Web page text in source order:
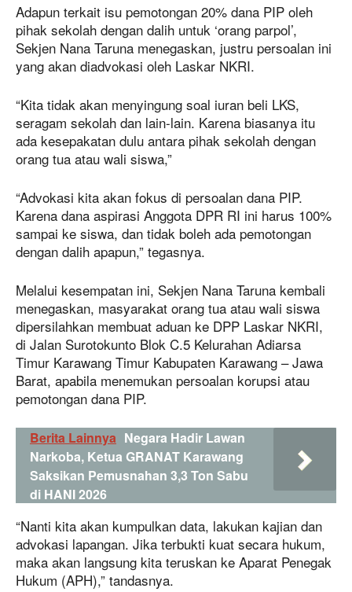
Adapun terkait isu pemotongan 20% dana PIP oleh
pihak sekolah dengan dalih untuk ‘orang parpol’,
Sekjen Nana Taruna menegaskan, justru persoalan ini
yang akan diadvokasi oleh Laskar NKRI.
“Kita tidak akan menyingung soal iuran beli LKS,
seragam sekolah dan lain-lain. Karena biasanya itu
ada kesepakatan dulu antara pihak sekolah dengan
orang tua atau wali siswa,”
“Advokasi kita akan fokus di persoalan dana PIP.
Karena dana aspirasi Anggota DPR RI ini harus 100%
sampai ke siswa, dan tidak boleh ada pemotongan
dengan dalih apapun,” tegasnya.
Melalui kesempatan ini, Sekjen Nana Taruna kembali
menegaskan, masyarakat orang tua atau wali siswa
dipersilahkan membuat aduan ke DPP Laskar NKRI,
di Jalan Surotokunto Blok C.5 Kelurahan Adiarsa
Timur Karawang Timur Kabupaten Karawang – Jawa
Barat, apabila menemukan persoalan korupsi atau
pemotongan dana PIP.
Berita Lainnya Negara Hadir Lawan
Narkoba, Ketua GRANAT Karawang
Saksikan Pemusnahan 3,3 Ton Sabu
di HANI 2026
“Nanti kita akan kumpulkan data, lakukan kajian dan
advokasi lapangan. Jika terbukti kuat secara hukum,
maka akan langsung kita teruskan ke Aparat Penegak
Hukum (APH),” tandasnya.